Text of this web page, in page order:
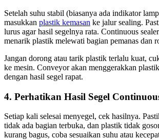
Setelah suhu stabil (biasanya ada indikator
masukkan plastik kemasan ke jalur sealing.
lurus agar hasil segelnya rata. Continuous
menarik plastik melewati bagian pemanas dan
Jangan dorong atau tarik plastik terlalu kuat,
ke mesin. Conveyor akan menggerakkan
dengan hasil segel rapat.
4. Perhatikan Hasil Segel
Setiap kali selesai menyegel, cek hasilnya.
tidak ada bagian terbuka, dan plastik tidak
kurang bagus, coba sesuaikan suhu atau